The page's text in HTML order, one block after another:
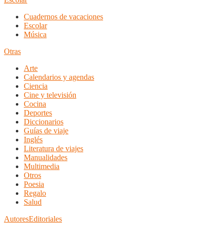
Cuadernos de vacaciones
Escolar
Música
Otras
Arte
Calendarios y agendas
Ciencia
Cine y televisión
Cocina
Deportes
Diccionarios
Guías de viaje
Inglés
Literatura de viajes
Manualidades
Multimedia
Otros
Poesia
Regalo
Salud
AutoresEditoriales